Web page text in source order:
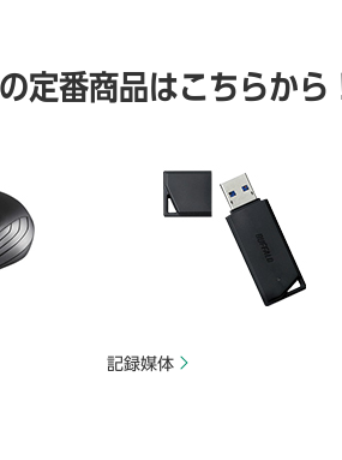
定番商品はこちらから
記録媒体